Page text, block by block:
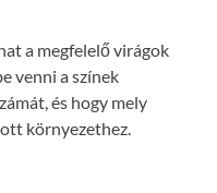
a megfelelő virágok
venni a színek
és hogy mely
környezethez.